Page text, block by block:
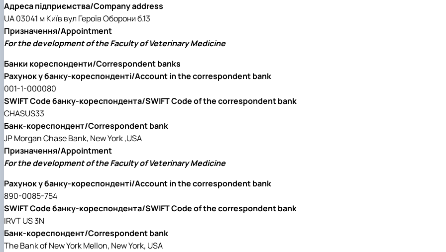
Адреса підприємства/Company address
UA 03041 м Київ вул Героїв Оборони б.13
Призначення/Appointment
For the development of the Faculty of Veterinary Medicine
Банки кореспонденти/Correspondent banks
Рахунок у банку-кореспонденті/Account in the correspondent bank
001-1-000080
SWIFT Code банку-кореспондента/SWIFT Code of the correspondent bank
CHASUS33
Банк-кореспондент/Correspondent bank
JP Morgan Chase Bank, New York ,USA
Призначення/Appointment
For the development of the Faculty of Veterinary Medicine
Рахунок у банку-кореспонденті/Account in the correspondent bank
890-0085-754
SWIFT Code банку-кореспондента/SWIFT Code of the correspondent bank
IRVT US 3N
Банк-кореспондент/Correspondent bank
The Bank of New York Mellon, New York, USA